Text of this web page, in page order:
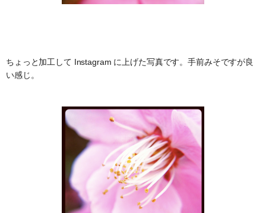
ちょっと加工して Instagram に上げた写真です。手前みそですが良
い感じ。